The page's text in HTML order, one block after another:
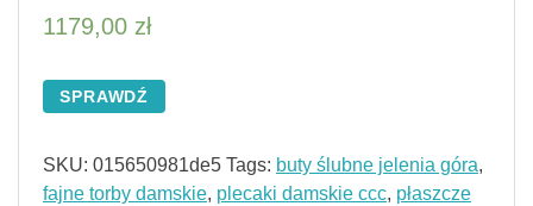
1179,00 zł
SPRAWDŹ
SKU: 015650981de5 Tags: buty ślubne jelenia góra,
fajne torby damskie, plecaki damskie ccc, płaszcze